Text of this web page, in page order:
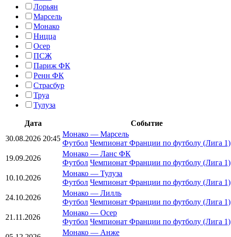
Лорьян
Марсель
Монако
Ницца
Осер
ПСЖ
Париж ФК
Ренн ФК
Страсбур
Труа
Тулуза
Дата Событие
30.08.2026 20:45
Монако — Марсель
Футбол Чемпионат Франции по футболу (Лига 1)
19.09.2026
Монако — Ланс ФК
Футбол Чемпионат Франции по футболу (Лига 1)
10.10.2026
Монако — Тулуза
Футбол Чемпионат Франции по футболу (Лига 1)
24.10.2026
Монако — Лилль
Футбол Чемпионат Франции по футболу (Лига 1)
21.11.2026
Монако — Осер
Футбол Чемпионат Франции по футболу (Лига 1)
Монако — Анже